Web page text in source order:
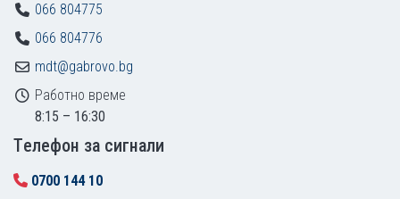
066 804775
066 804776
mdt@gabrovo.bg
Работно време
8:15 – 16:30
Tелефон за сигнали
0700 144 10